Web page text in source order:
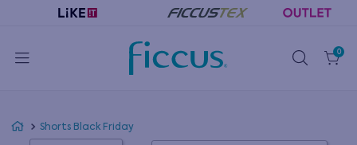
0
Shorts Black Friday